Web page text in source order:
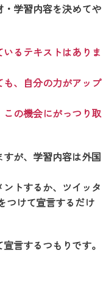
学習内容を決めてや
るテキストはありま
、自分の力がアップ
の機会にがっつり取
が、学習内容は外国
トするか、ツイッタ
つけて宣言するだけ
言するつもりです。